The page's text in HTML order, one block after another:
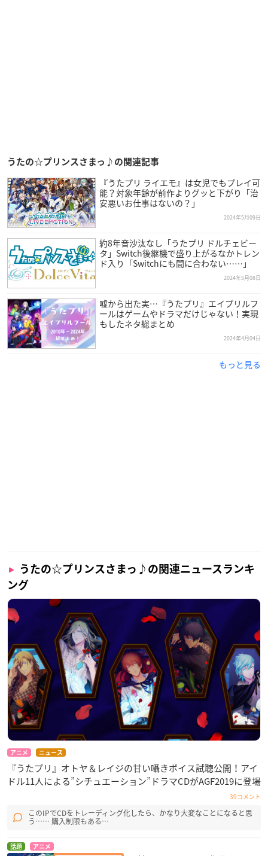
うたの☆プリンスさまっ♪の関連記事
『うたプリ ライエモ』は女児でもプレイ可
能？対象年齢が前作よりグッと下がり「治
安悪いお仕事はないの？」
2024年5月09日
約8年音沙汰なし「うたプリ ドルチェビー
タ」Switch後継機で盛り上がるなかトレン
ド入り「Switchにも間に合わない……」
2024年5月08日
嘘から出た実…『うたプリ』エイプリルフ
ールはゲームやドラマだけじゃない！実現
もしたネタ総まとめ
2024年4月04日
もっと見る
うたの☆プリンスさまっ♪の関連ニュースランキ
ング
アニメ ニュース
『うたプリ』オトヤ＆レイジの甘い囁きボイス試聴公開！アイ
ドル11人による”シチュエーション”ドラマCDがAGF2019に登場
39コメント
このIPでCDをトレーディング化したら、かなり大変なことになると思
う…… 購入制限もある…
話題 アニメ